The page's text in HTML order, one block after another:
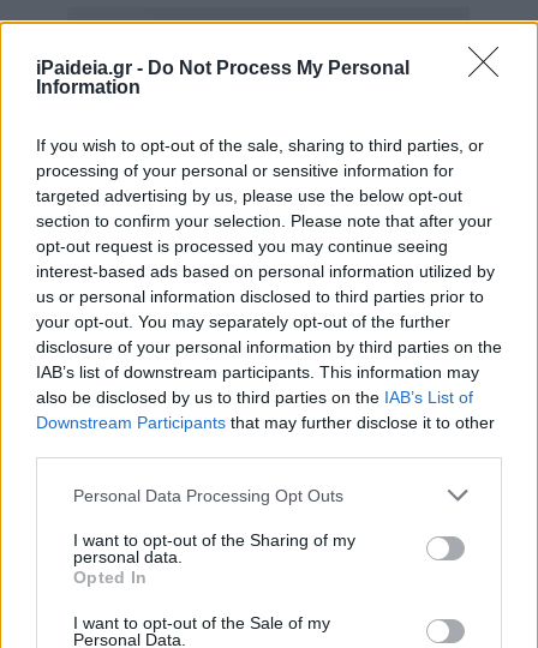
iPaideia.gr - Do Not Process My Personal
Information
If you wish to opt-out of the sale, sharing to third parties, or
processing of your personal or sensitive information for
targeted advertising by us, please use the below opt-out
section to confirm your selection. Please note that after your
opt-out request is processed you may continue seeing
interest-based ads based on personal information utilized by
us or personal information disclosed to third parties prior to
your opt-out. You may separately opt-out of the further
disclosure of your personal information by third parties on the
IAB’s list of downstream participants. This information may
also be disclosed by us to third parties on the IAB’s List of
Downstream Participants that may further disclose it to other
Please note that this website/app uses one or more Google
not limited to your visit or usage behaviour. You may click to
grant or deny consent to Google and its third-party tags to
use your data for below specified purposes in below Google
consent section.
Personal Data Processing Opt Outs
I want to opt-out of the Sharing of my
personal data.
Opted In
I want to opt-out of the Sale of my
Personal Data.